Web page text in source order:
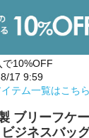
10%OFF
17 9:59
テム一覧はこちら
ブリーフケ
ジネスバッ